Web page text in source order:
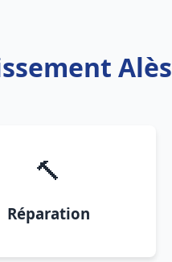
Alès
🔨
Réparation